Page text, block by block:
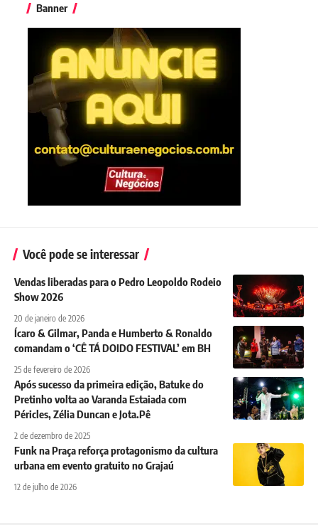
Banner
Você pode se interessar
Vendas liberadas para o Pedro Leopoldo Rodeio
Show 2026
20 de janeiro de 2026
Ícaro & Gilmar, Panda e Humberto & Ronaldo
comandam o ‘CÊ TÁ DOIDO FESTIVAL’ em BH
25 de fevereiro de 2026
Após sucesso da primeira edição, Batuke do
Pretinho volta ao Varanda Estaiada com
Péricles, Zélia Duncan e Jota.Pê
2 de dezembro de 2025
Funk na Praça reforça protagonismo da cultura
urbana em evento gratuito no Grajaú
12 de julho de 2026